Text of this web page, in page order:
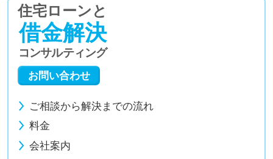
住宅ローンと
借金解決
コンサルティング
お問い合わせ
ご相談から解決までの流れ
料金
会社案内